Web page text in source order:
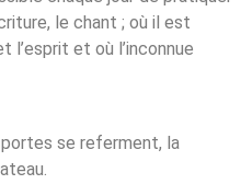
le chant ; où il est
et où l’inconnue
se referment, la